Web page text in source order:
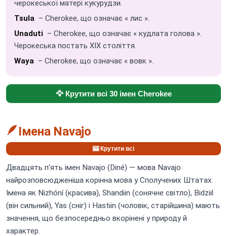
черокеської матері кукурудзи.
Tsula – Cherokee, що означає « лис ».
Unaduti – Cherokee, що означає « кудлата голова ».
Черокеська постать XIX століття.
Waya – Cherokee, що означає « вовк ».
🦅 Крутити всі 30 імен Cherokee
🪶Імена Navajo
🎰 Крутити всі
Двадцять п'ять імен Navajo (Diné) — мова Navajo
найрозповсюдженіша корінна мова у Сполучених Штатах.
Імена як Nizhóní (красива), Shandiin (сонячне світло), Bidziil
(він сильний), Yas (сніг) і Hastiin (чоловік, старійшина) мають
значення, що безпосередньо вкорінені у природу й
характер.